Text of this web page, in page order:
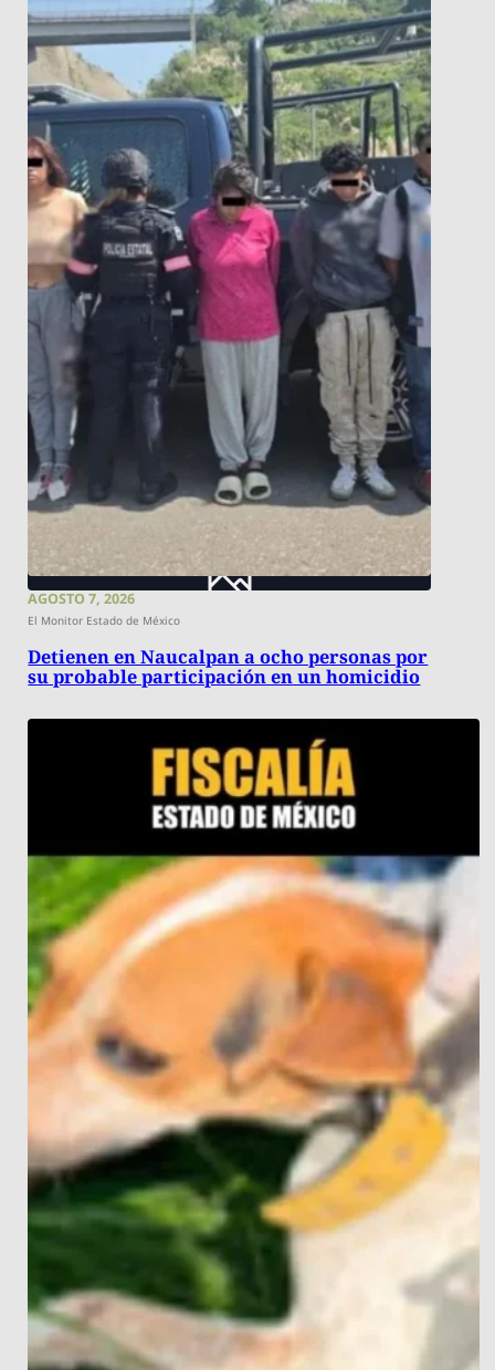
AGOSTO 7, 2026
El Monitor Estado de México
Detienen en Naucalpan a ocho personas por
su probable participación en un homicidio